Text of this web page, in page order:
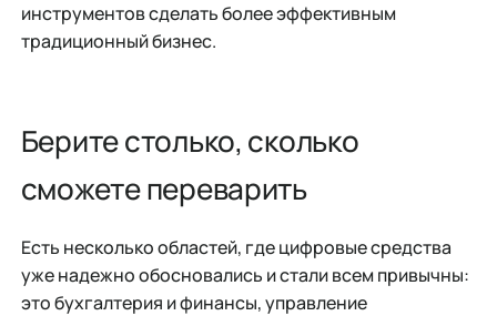
инструментов сделать более эффективным
традиционный бизнес.
Берите столько, сколько
сможете переварить
Есть несколько областей, где цифровые средства
уже надежно обосновались и стали всем привычны:
это бухгалтерия и финансы, управление